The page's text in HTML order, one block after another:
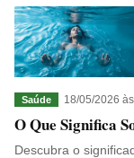
Saúde 18/05/2026
O Que Significa
Descubra o